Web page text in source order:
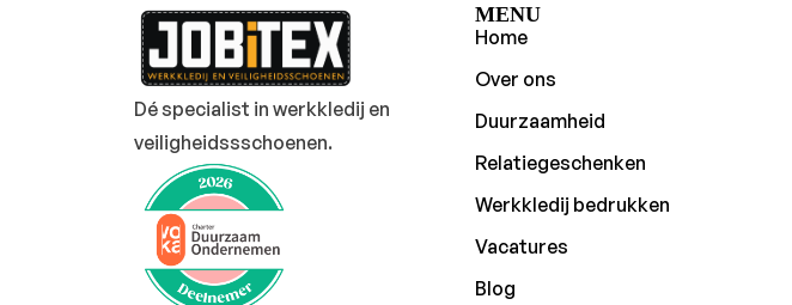
Dé specialist in werkkledij en
veiligheidssschoenen.
MENU
Home
Over ons
Duurzaamheid
Relatiegeschenken
Werkkledij bedrukken
Vacatures
Blog